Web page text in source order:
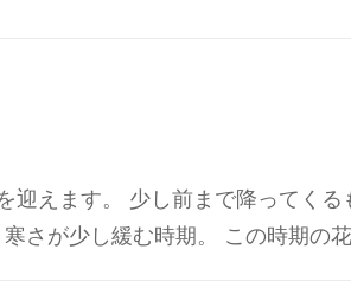
迎えます。 少し前まで降ってく
さが少し緩む時期。 この時期の